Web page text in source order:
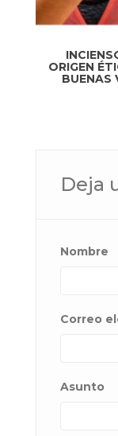
ORIGEN
BUENAS
Deja
Nombre
Correo
Asunto